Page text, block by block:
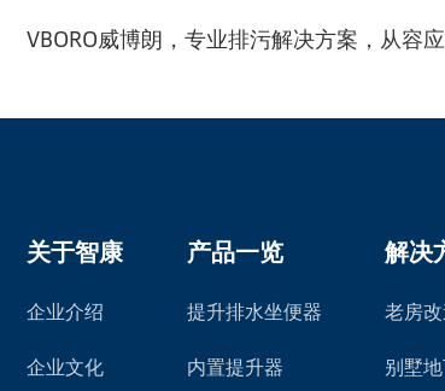
VBORO威博朗，专业排污解决方案，从容
关于智康
企业介绍
企业文化
产品一览
提升排水坐便器
内置提升器
解决
老房
别墅